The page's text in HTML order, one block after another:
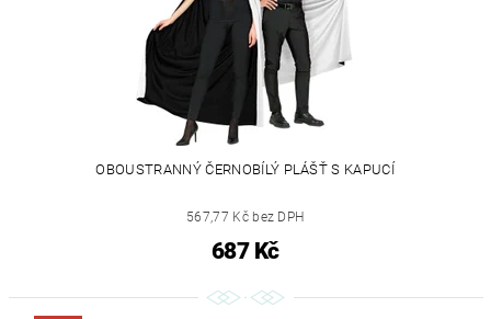
OBOUSTRANNÝ ČERNOBÍLÝ PLÁŠŤ S KAPUCÍ
567,77 Kč bez DPH
687 Kč